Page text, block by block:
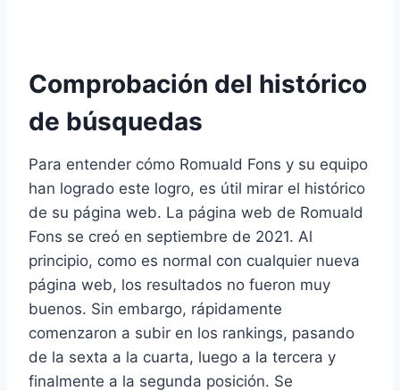
Comprobación del histórico
de búsquedas
Para entender cómo Romuald Fons y su equipo
han logrado este logro, es útil mirar el histórico
de su página web. La página web de Romuald
Fons se creó en septiembre de 2021. Al
principio, como es normal con cualquier nueva
página web, los resultados no fueron muy
buenos. Sin embargo, rápidamente
comenzaron a subir en los rankings, pasando
de la sexta a la cuarta, luego a la tercera y
finalmente a la segunda posición. Se